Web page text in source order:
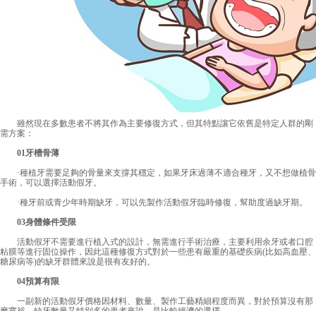
雖然現在多數患者不將其作為主要修復方式，但其特點讓它依舊是特定人群的剛
需方案：
01牙槽骨薄
·種植牙需要足夠的骨量來支撐其穩定，如果牙床過薄不適合種牙，又不想做植骨
手術，可以選擇活動假牙。
·種牙前或青少年時期缺牙，可以先製作活動假牙臨時修復，幫助度過缺牙期。
03身體條件受限
活動假牙不需要進行植入式的設計，無需進行手術治療，主要利用余牙或者口腔
粘膜等進行固位操作，因此這種修復方式對於一些患有嚴重的基礎疾病(比如高血壓、
糖尿病等)的缺牙群體來說是很有友好的。
04預算有限
一副新的活動假牙價格因材料、數量、製作工藝精細程度而異，對於預算沒有那